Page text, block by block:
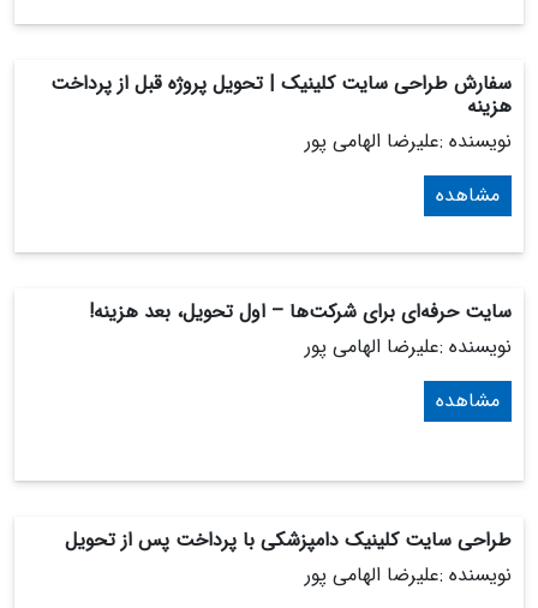
سفارش طراحی سایت کلینیک | تحویل پروژه قبل از پرداخت
هزینه
نویسنده :علیرضا الهامی پور
مشاهده
سایت حرفه‌ای برای شرکت‌ها – اول تحویل، بعد هزینه!
نویسنده :علیرضا الهامی پور
مشاهده
طراحی سایت کلینیک دامپزشکی با پرداخت پس از تحویل
نویسنده :علیرضا الهامی پور